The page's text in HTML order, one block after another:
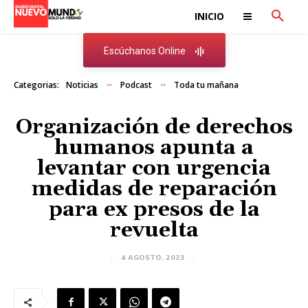
INICIO
Escúchanos Online
Categorias: Noticias Podcast Toda tu mañana
Organización de derechos
humanos apunta a
levantar con urgencia
medidas de reparación
para ex presos de la
revuelta
4 AGOSTO, 2023